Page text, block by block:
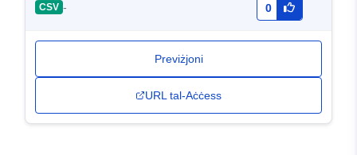
CSV - 0
Previżjoni
URL tal-Aċċess